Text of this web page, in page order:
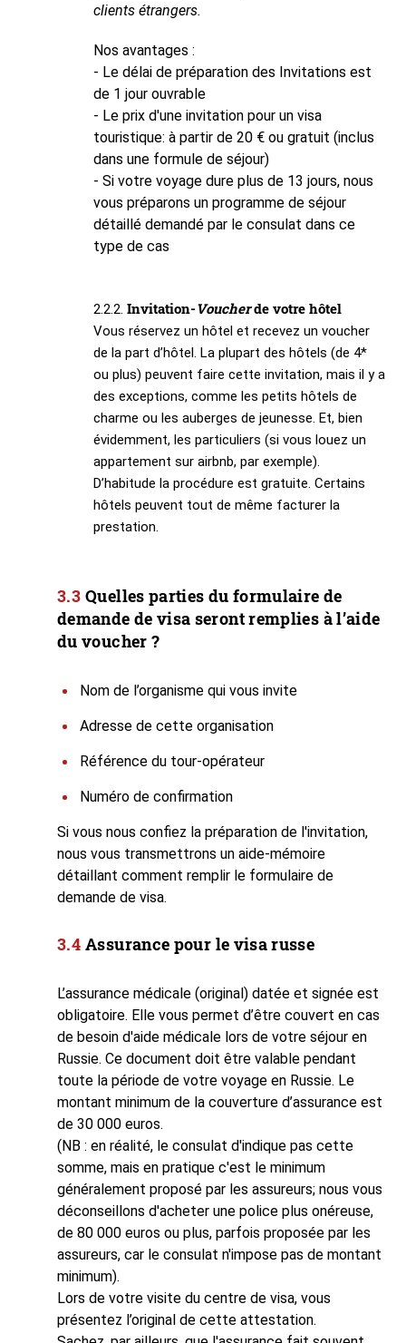
clients étrangers.
Nos avantages :
- Le délai de préparation des Invitations est
de 1 jour ouvrable
- Le prix d'une invitation pour un visa
touristique: à partir de 20 € ou gratuit (inclus
dans une formule de séjour)
- Si votre voyage dure plus de 13 jours, nous
vous préparons un programme de séjour
détaillé demandé par le consulat dans ce
type de cas
2.2.2. Invitation-Voucherde votre hôtel
Vous réservez un hôtel et recevez un voucher
de la part d’hôtel. La plupart des hôtels (de 4*
ou plus) peuvent faire cette invitation, mais il y a
des exceptions, comme les petits hôtels de
charme ou les auberges de jeunesse. Et, bien
évidemment, les particuliers (si vous louez un
appartement sur airbnb, par exemple).
D’habitude la procédure est gratuite. Certains
hôtels peuvent tout de même facturer la
prestation.
Quelles parties du formulaire de
demande de visa seront remplies à l’aide
du voucher ?
Nom de l’organisme qui vous invite
Adresse de cette organisation
Référence du tour-opérateur
Numéro de confirmation
Si vous nous confiez la préparation de l'invitation,
nous vous transmettrons un aide-mémoire
détaillant comment remplir le formulaire de
demande de visa.
Assurance pour le visa russe
L’assurance médicale (original) datée et signée est
obligatoire. Elle vous permet d’être couvert en cas
de besoin d'aide médicale lors de votre séjour en
Russie. Ce document doit être valable pendant
toute la période de votre voyage en Russie. Le
montant minimum de la couverture d’assurance est
de 30 000 euros.
(NB : en réalité, le consulat d'indique pas cette
somme, mais en pratique c'est le minimum
généralement proposé par les assureurs; nous vous
déconseillons d'acheter une police plus onéreuse,
de 80 000 euros ou plus, parfois proposée par les
assureurs, car le consulat n'impose pas de montant
minimum).
Lors de votre visite du centre de visa, vous
présentez l’original de cette attestation.